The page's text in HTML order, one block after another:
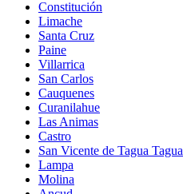
Constitución
Limache
Santa Cruz
Paine
Villarrica
San Carlos
Cauquenes
Curanilahue
Las Animas
Castro
San Vicente de Tagua Tagua
Lampa
Molina